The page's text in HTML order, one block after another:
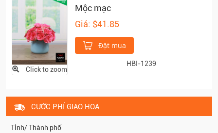
Click to zoom
Mộc mạc
Giá: $41.85
Đặt mua
HBI-1239
CƯỚC PHÍ GIAO HOA
Tỉnh/ Thành phố